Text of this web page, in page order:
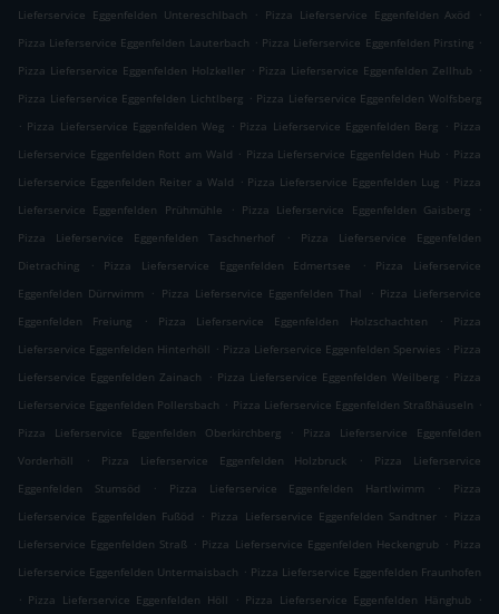
Lieferservice Eggenfelden Untereschlbach
. Pizza Lieferservice Eggenfelden Axöd
.
Pizza Lieferservice Eggenfelden Lauterbach . Pizza Lieferservice Eggenfelden Pirsting .
Pizza Lieferservice Eggenfelden Holzkeller . Pizza Lieferservice Eggenfelden Zellhub .
Pizza Lieferservice Eggenfelden Lichtlberg . Pizza Lieferservice Eggenfelden Wolfsberg
. Pizza Lieferservice Eggenfelden Weg . Pizza Lieferservice Eggenfelden Berg . Pizza
Lieferservice Eggenfelden Rott am Wald . Pizza Lieferservice Eggenfelden Hub . Pizza
Lieferservice Eggenfelden Reiter a Wald . Pizza Lieferservice Eggenfelden Lug . Pizza
Lieferservice Eggenfelden Prühmühle
. Pizza Lieferservice Eggenfelden Gaisberg
.
Pizza Lieferservice Eggenfelden Taschnerhof
.
Pizza Lieferservice Eggenfelden
Dietraching
. Pizza Lieferservice Eggenfelden Edmertsee .
Pizza Lieferservice
Eggenfelden Dürrwimm
. Pizza Lieferservice Eggenfelden Thal . Pizza Lieferservice
Eggenfelden Freiung
. Pizza Lieferservice Eggenfelden Holzschachten .
Pizza
Lieferservice Eggenfelden Hinterhöll . Pizza Lieferservice Eggenfelden Sperwies . Pizza
Lieferservice Eggenfelden Zainach
. Pizza Lieferservice Eggenfelden Weilberg . Pizza
Lieferservice Eggenfelden Pollersbach . Pizza Lieferservice Eggenfelden Straßhäuseln .
Pizza Lieferservice Eggenfelden Oberkirchberg
.
Pizza Lieferservice Eggenfelden
Vorderhöll
. Pizza Lieferservice Eggenfelden Holzbruck .
Pizza Lieferservice
Eggenfelden Stumsöd
. Pizza Lieferservice Eggenfelden Hartlwimm .
Pizza
Lieferservice Eggenfelden Fußöd
. Pizza Lieferservice Eggenfelden Sandtner . Pizza
Lieferservice Eggenfelden Straß . Pizza Lieferservice Eggenfelden Heckengrub . Pizza
Lieferservice Eggenfelden Untermaisbach . Pizza Lieferservice Eggenfelden Fraunhofen
. Pizza Lieferservice Eggenfelden Höll . Pizza Lieferservice Eggenfelden Hänghub
.